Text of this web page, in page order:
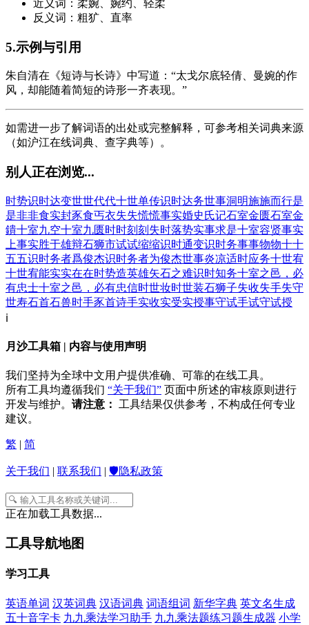
近义词：柔婉、婉约、轻柔
反义词：粗犷、直率
5.示例与引用
朱自清在《短诗与长诗》中写道：“太戈尔底轻倩、曼婉的作
风，却能随着简短的诗形一齐表现。”
如需进一步了解词语的出处或完整解释，可参考相关词典来源
（如沪江在线词典、查字典等）。
别人正在浏览...
时势识时达变世世代代十世单传识时达务世事洞明施施而行是
是非非食实封豕食丐衣失失慌慌事实婚史氏记石室金匮石室金
鐀十室九空十室九匮时时刻刻 失时落势实事求是十室容贤事实
上事实胜于雄辩石狮市试试缩缩识时通变识时务事事物物十十
五五识时务者爲俊杰识时务者为俊杰世事炎凉适时应务十世宥
十世宥能实实在在时势造英雄矢石之难识时知务十室之邑，必
有忠士十室之邑，必有忠信时世妆时世装石狮子失收失手失守
世寿石首石兽时手豕首诗手实收实受实授事守试手试守试授
ℹ️
月沙工具箱 | 内容与使用声明
我们坚持为全球中文用户提供准确、可靠的在线工具。
所有工具均遵循我们 “关于我们” 页面中所述的审核原则进行
开发与维护。 请注意：
工具结果仅供参考，不构成任何专业
建议。
繁 | 简
关于我们 | 联系我们 | 🛡️隐私政策
正在加载工具数据...
工具导航地图
学习工具
英语单词 汉英词典 汉语词典 词语组词 新华字典 英文名生成
五十音字卡 九九乘法学习助手 九九乘法题练习题生成器 小学